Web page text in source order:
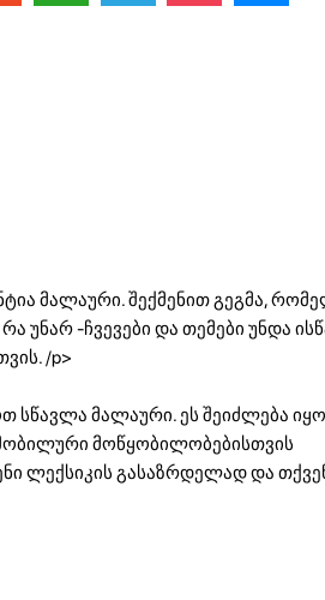
მალაური. შექმენით გეგმა,
უნარ -ჩვევები და თემები უნდა
/p>
სწავლა მალაური. ეს შეიძლება
მოწყობილობებისთვის
ლექსიკის გასაზრდელად და